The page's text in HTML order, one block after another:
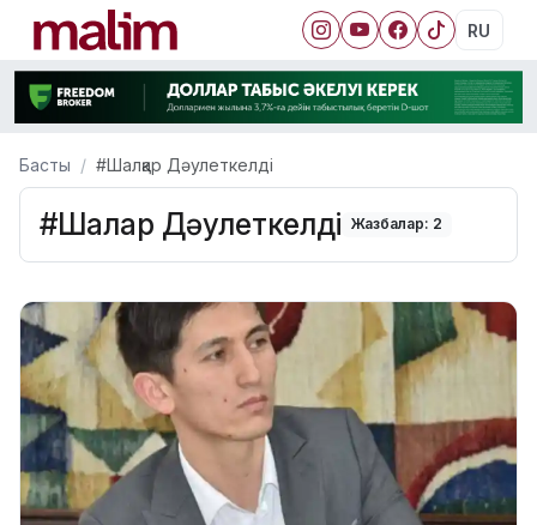
RU
Басты #Шалқар Дәулеткелді
#Шалқар Дәулеткелді Жазбалар: 2